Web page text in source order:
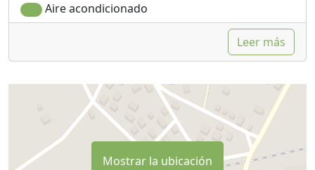
Aire acondicionado
Leer más
Mostrar la ubicación